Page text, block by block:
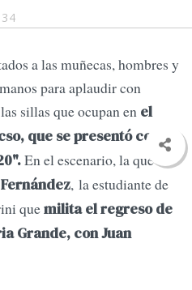
a las muñecas, hombres y
para aplaudir con
sillas que ocupan en el
que se presentó como
En el escenario, la que
, la estudiante de
quemilita el regreso de
Grande, con Juan